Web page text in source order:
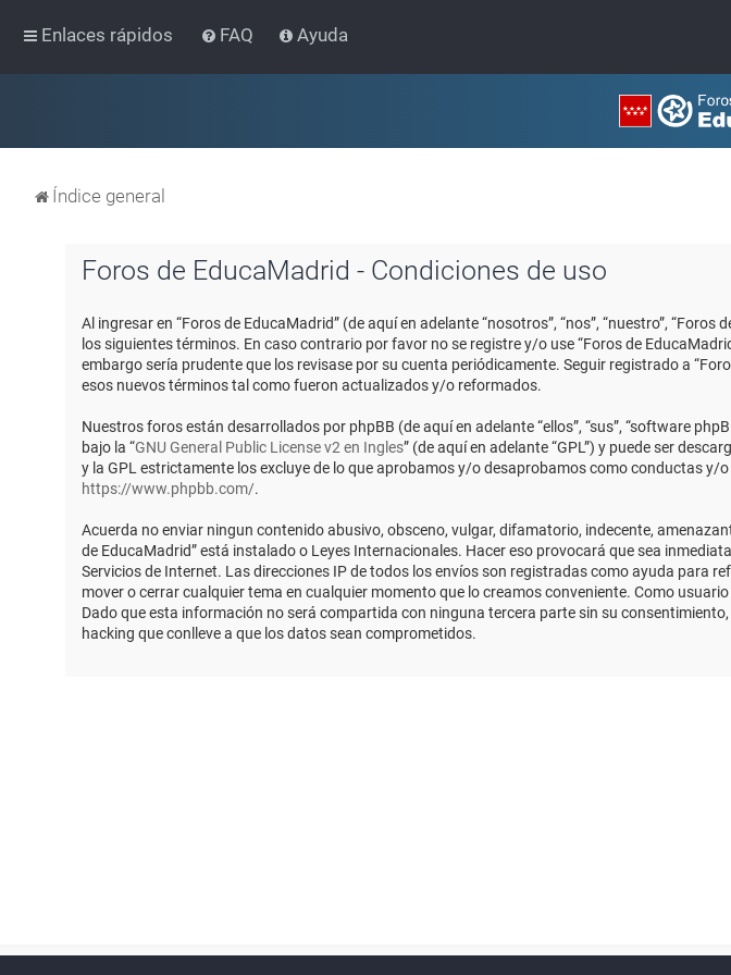
Enlaces rápidos FAQ Ayuda
Índice general
Foros de EducaMadrid - Condiciones de uso
Al ingresar en “Foros de EducaMadrid” (de aquí en adelante “nosotros”, “nos”, “nuestro”,
los siguientes términos. En caso contrario por favor no se registre y/o use “Foros de
embargo sería prudente que los revisase por su cuenta periódicamente. Seguir registrado a
esos nuevos términos tal como fueron actualizados y/o reformados.
Nuestros foros están desarrollados por phpBB (de aquí en adelante “ellos”, “sus”, “software
bajo la “GNU General Public License v2 en Ingles” (de aquí en adelante “GPL”) y puede ser
y la GPL estrictamente los excluye de lo que aprobamos y/o desaprobamos como conductas
https://www.phpbb.com/.
Acuerda no enviar ningun contenido abusivo, obsceno, vulgar, difamatorio, indecente,
de EducaMadrid” está instalado o Leyes Internacionales. Hacer eso provocará que sea
Servicios de Internet. Las direcciones IP de todos los envíos son registradas como ayuda para
mover o cerrar cualquier tema en cualquier momento que lo creamos conveniente. Como
Dado que esta información no será compartida con ninguna tercera parte sin su
hacking que conlleve a que los datos sean comprometidos.